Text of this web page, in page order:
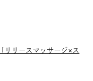
リリースマッサージ×ス